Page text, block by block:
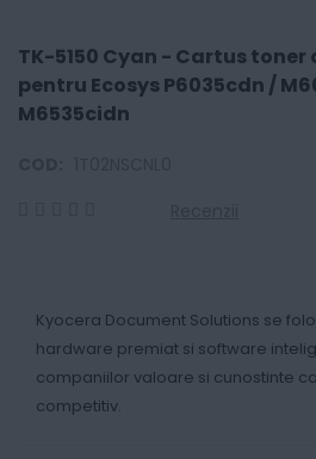
TK-5150 Cyan - Cartus
pentru Ecosys P6035cdn /
M6535cidn
Kyocera Document Solutions se
hardware premiat si software
companiilor valoare si cunostinte
competitiv.